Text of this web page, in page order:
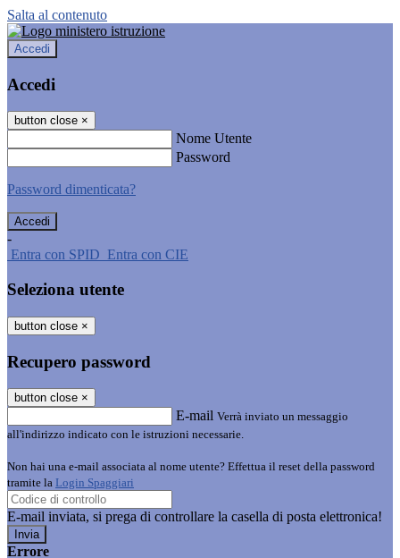
Salta al contenuto
Accedi
Accedi
button close ×
Nome Utente
Password
Password dimenticata?
-
Entra con SPID Entra con CIE
Seleziona utente
button close ×
Recupero password
button close ×
E-mail Verrà inviato un messaggio
all'indirizzo indicato con le istruzioni necessarie.
Non hai una e-mail associata al nome utente? Effettua il reset della password
tramite la Login Spaggiari
E-mail inviata, si prega di controllare la casella di posta elettronica!
Errore